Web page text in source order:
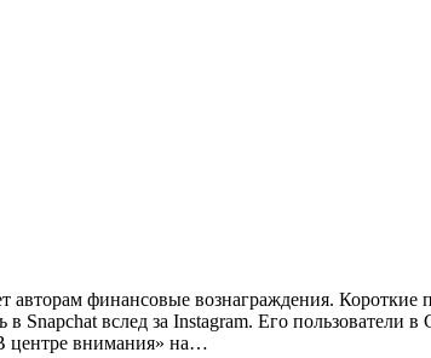
финансовые вознаграждения. Короткие
Snapchat вслед за Instagram. Его
центре внимания» на…